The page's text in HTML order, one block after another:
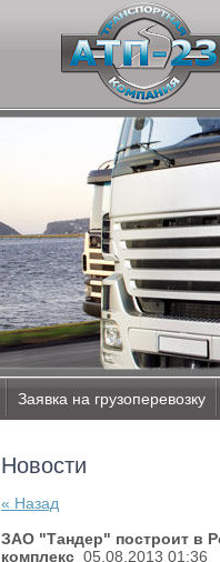
Заявка на грузоперевозку
Новости
« Назад
ЗАО "Тандер" построит в
комплекс 05.08.2013 01:36